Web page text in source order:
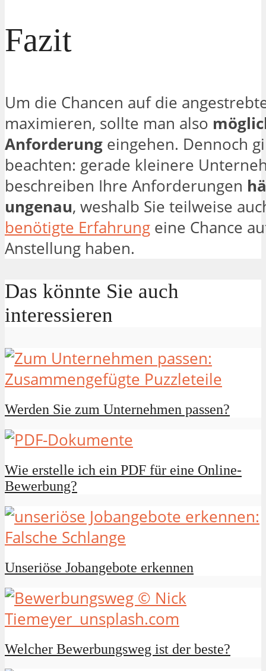
Fazit
Um die Chancen auf die
maximieren, sollte man also
Anforderung eingehen. Dennoch
beachten: gerade kleinere
beschreiben Ihre Anforderungen
ungenau, weshalb Sie teilweise
benötigte Erfahrung eine Chance
Anstellung haben.
Das könnte Sie auch
interessieren
Werden Sie zum Unternehmen passen?
Wie erstelle ich ein PDF für eine Online-
Bewerbung?
Unseriöse Jobangebote erkennen
Welcher Bewerbungsweg ist der beste?